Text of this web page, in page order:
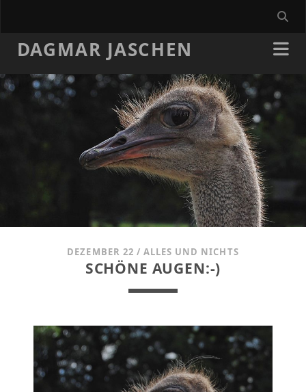
DAGMAR JASCHEN
DEZEMBER 22 / ALLES UND NICHTS
SCHÖNE AUGEN:-)